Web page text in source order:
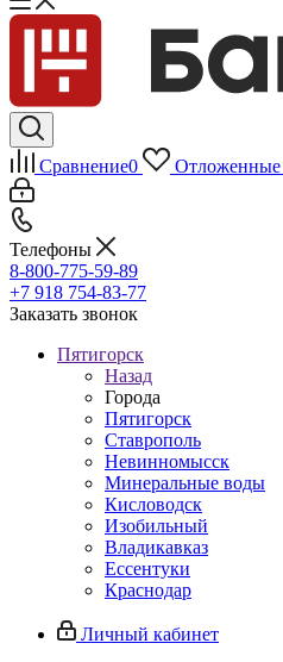
Сравнение0 Отложенные
Телефоны
8-800-775-59-89
+7 918 754-83-77
Заказать звонок
Пятигорск
Назад
Города
Пятигорск
Ставрополь
Невинномысск
Минеральные воды
Кисловодск
Изобильный
Владикавказ
Ессентуки
Краснодар
Личный кабинет